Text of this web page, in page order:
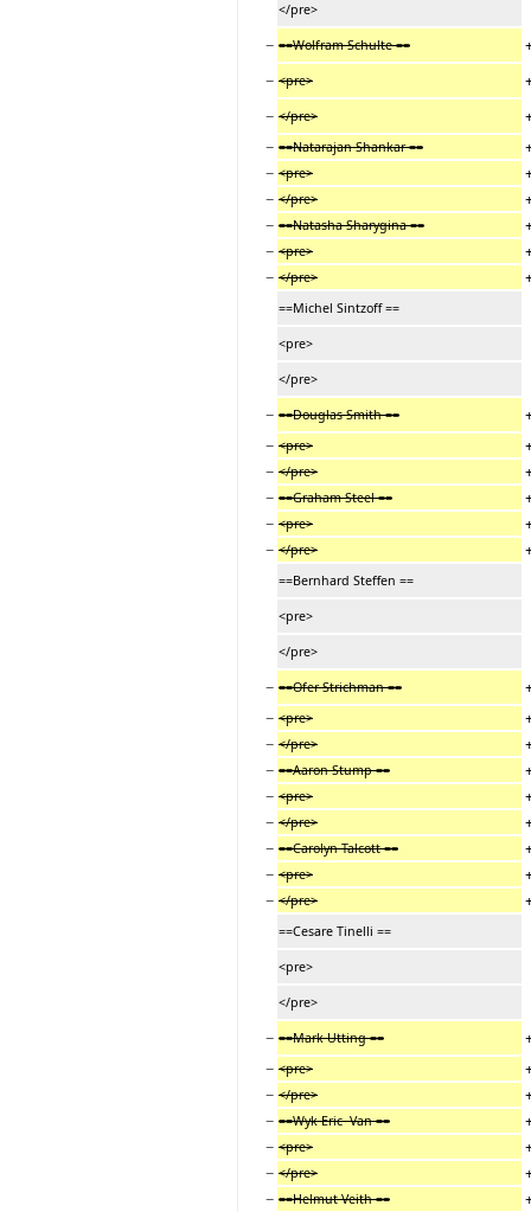
</pre>
− ==Wolfram Schulte ==
− <pre>
− </pre>
− ==Natarajan Shankar ==
− <pre>
− </pre>
− ==Natasha Sharygina ==
− <pre>
− </pre>
==Michel Sintzoff ==
<pre>
</pre>
− ==Douglas Smith ==
− <pre>
− </pre>
− ==Graham Steel ==
− <pre>
− </pre>
==Bernhard Steffen ==
<pre>
</pre>
− ==Ofer Strichman ==
− <pre>
− </pre>
− ==Aaron Stump ==
− <pre>
− </pre>
− ==Carolyn Talcott ==
− <pre>
− </pre>
==Cesare Tinelli ==
<pre>
</pre>
− ==Mark Utting ==
− <pre>
− </pre>
− ==Wyk Eric Van ==
− <pre>
− </pre>
− ==Helmut Veith ==